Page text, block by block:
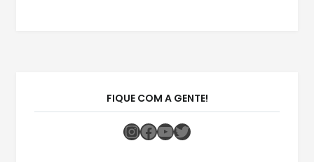
FIQUE COM A GENTE!
Instagram
Facebook
Youtube
Twitter